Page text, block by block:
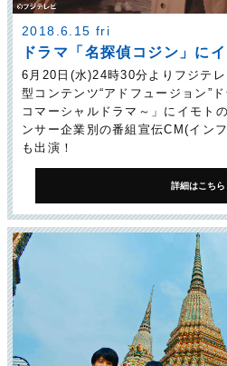
2018.6.15 fri
ドラマ「名探偵コジン」に
6月20日(水)24時30分よりフジテ
型コンテンツ“アドフュージョン”
コマーシャルドラマ～」にイモト
ンサー企業別の番組宣伝CM(イン
も出演！
詳細はこちら